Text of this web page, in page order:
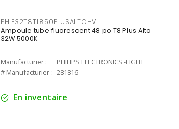
PHIF32T8TL850PLUSALTOHV
Ampoule tube fluorescent 48 po T8 Plus Alto
32W 5000K
Manufacturier :
PHILIPS ELECTRONICS -LIGHT
# Manufacturier : 281816
En inventaire